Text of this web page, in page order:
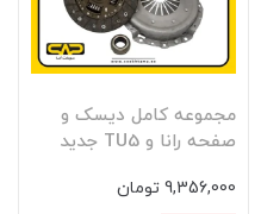
مجموعه کامل ديسک و
صفحه رانا و TU5 جديد
9,356,000 تومان